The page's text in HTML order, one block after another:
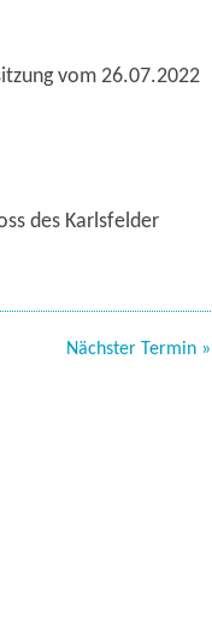
vom 26.07.2022
des Karlsfelder
Nächster Termin »